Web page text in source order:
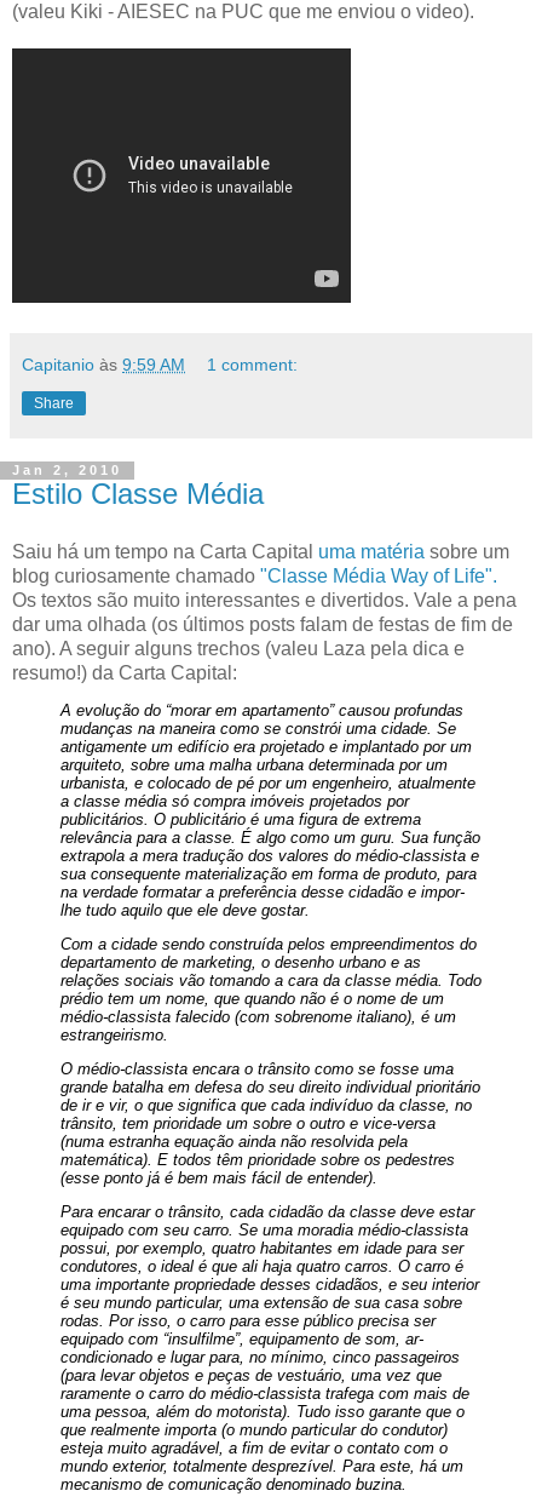
(valeu Kiki -AIESEC na PUC que me enviou o video).
Capitanio às 9:59 AM 1 comment:
Share
Jan 2, 2010
Estilo Classe Média
Saiu há um tempo na Carta Capital uma matéria sobre um
blog curiosamente chamado "Classe Média Way of Life".
Os textos são muito interessantes e divertidos. Vale a pena
dar uma olhada (os últimos posts falam de festas de fim de
ano). A seguir alguns trechos (valeu Laza pela dica e
resumo!) da Carta Capital:
A evolução do “morar em apartamento” causou profundas
mudanças na maneira como se constrói uma cidade. Se
antigamente um edifício era projetado e implantado por um
arquiteto, sobre uma malha urbana determinada por um
urbanista, e colocado de pé por um engenheiro, atualmente
a classe média só compra imóveis projetados por
publicitários. O publicitário é uma figura de extrema
relevância para a classe. É algo como um guru. Sua função
extrapola a mera tradução dos valores do médio-classista e
sua consequente materialização em forma de produto, para
na verdade formatar a preferência desse cidadão e impor-
lhe tudo aquilo que ele deve gostar.
Com a cidade sendo construída pelos empreendimentos do
departamento de marketing, o desenho urbano e as
relações sociais vão tomando a cara da classe média. Todo
prédio tem um nome, que quando não é o nome de um
médio-classista falecido (com sobrenome italiano), é um
estrangeirismo.
O médio-classista encara o trânsito como se fosse uma
grande batalha em defesa do seu direito individual prioritário
de ir e vir, o que significa que cada indivíduo da classe, no
trânsito, tem prioridade um sobre o outro e vice-versa
(numa estranha equação ainda não resolvida pela
matemática). E todos têm prioridade sobre os pedestres
(esse ponto já é bem mais fácil de entender).
Para encarar o trânsito, cada cidadão da classe deve estar
equipado com seu carro. Se uma moradia médio-classista
possui, por exemplo, quatro habitantes em idade para ser
condutores, o ideal é que ali haja quatro carros. O carro é
uma importante propriedade desses cidadãos, e seu interior
é seu mundo particular, uma extensão de sua casa sobre
rodas. Por isso, o carro para esse público precisa ser
equipado com “insulfilme”, equipamento de som, ar-
condicionado e lugar para, no mínimo, cinco passageiros
(para levar objetos e peças de vestuário, uma vez que
raramente o carro do médio-classista trafega com mais de
uma pessoa, além do motorista). Tudo isso garante que o
que realmente importa (o mundo particular do condutor)
esteja muito agradável, a fim de evitar o contato com o
mundo exterior, totalmente desprezível. Para este, há um
mecanismo de comunicação denominado buzina.